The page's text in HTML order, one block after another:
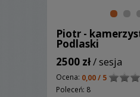
Piotr -
Podlaski
2500 zł/ sesja
Ocena: 0,00 / 5
Poleceń: 8